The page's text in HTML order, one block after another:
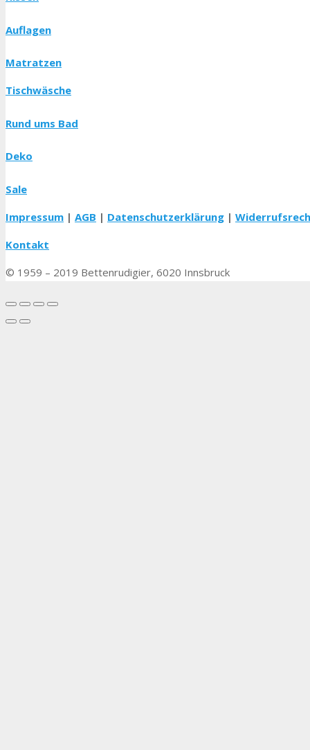
Auflagen
Matratzen
Tischwäsche
Rund ums Bad
Deko
Sale
Impressum | AGB | Datenschutzerklärung |
Kontakt
© 1959 – 2019 Bettenrudigier, 6020 Innsbruck